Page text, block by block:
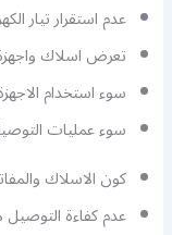
عدم استقرار تيار
تعرض اسلاك واجهزة
سوء استخدام
سوء عمليات
كون الاسلاك
عدم كفاءة